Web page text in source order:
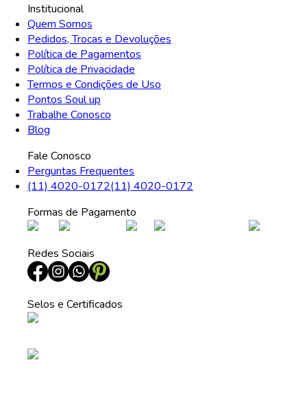
Institucional
Quem Somos
Pedidos, Trocas e Devoluções
Política de Pagamentos
Política de Privacidade
Termos e Condições de Uso
Pontos Soul up
Trabalhe Conosco
Blog
Fale Conosco
Perguntas Frequentes
(11) 4020-0172(11) 4020-0172
Formas de Pagamento
Redes Sociais
Selos e Certificados